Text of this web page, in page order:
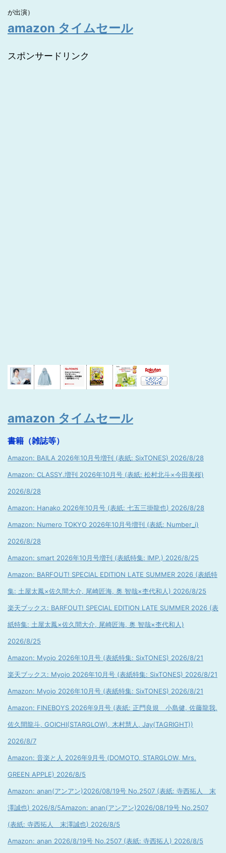
が出演）
amazon タイムセール
スポンサードリンク
amazon タイムセール
書籍（雑誌等）
Amazon: BAILA 2026年10月号増刊 (表紙: SixTONES) 2026/8/28
Amazon: CLASSY.増刊 2026年10月号 (表紙: 松村北斗×今田美桜)
2026/8/28
Amazon: Hanako 2026年10月号 (表紙: 七五三掛龍也) 2026/8/28
Amazon: Numero TOKYO 2026年10月号増刊 (表紙: Number_i)
2026/8/28
Amazon: smart 2026年10月号増刊 (表紙特集: IMP.) 2026/8/25
Amazon: BARFOUT! SPECIAL EDITION LATE SUMMER 2026 (表紙特
集: 土屋太鳳×佐久間大介, 尾崎匠海, 奥 智哉×杢代和人) 2026/8/25
楽天ブックス: BARFOUT! SPECIAL EDITION LATE SUMMER 2026 (表
紙特集: 土屋太鳳×佐久間大介, 尾崎匠海, 奥 智哉×杢代和人)
2026/8/25
Amazon: Myojo 2026年10月号 (表紙特集: SixTONES) 2026/8/21
楽天ブックス: Myojo 2026年10月号 (表紙特集: SixTONES) 2026/8/21
Amazon: Myojo 2026年10月号 (表紙特集: SixTONES) 2026/8/21
Amazon: FINEBOYS 2026年9月号 (表紙: 正門良規 小島健, 佐藤龍我,
佐久間龍斗, GOICHI(STARGLOW), 木村慧人, Jay(TAGRIGHT))
2026/8/7
Amazon: 音楽と人 2026年9月号 (DOMOTO, STARGLOW, Mrs.
GREEN APPLE) 2026/8/5
Amazon: anan(アンアン)2026/08/19号 No.2507 (表紙: 寺西拓人 末
澤誠也) 2026/8/5Amazon: anan(アンアン)2026/08/19号 No.2507
(表紙: 寺西拓人 末澤誠也) 2026/8/5
Amazon: anan 2026/8/19号 No.2507 (表紙: 寺西拓人) 2026/8/5